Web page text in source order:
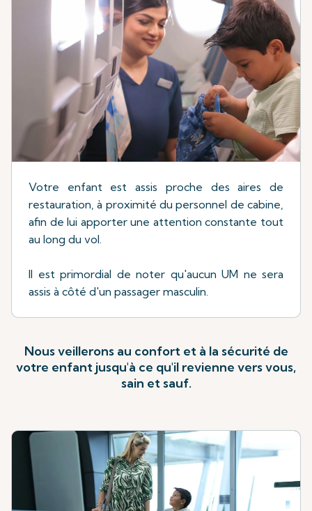
Votre enfant est assis proche des aires de
restauration, à proximité du personnel de cabine,
afin de lui apporter une attention constante tout
au long du vol.
Il est primordial de noter qu'aucun UM ne sera
assis à côté d'un passager masculin.
Nous veillerons au confort et à la sécurité de
votre enfant jusqu'à ce qu'il revienne vers vous,
sain et sauf.